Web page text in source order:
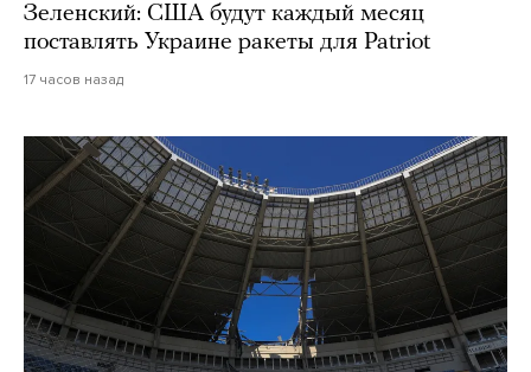
Зеленский: США будут каждый месяц
поставлять Украине ракеты для Patriot
17 часов назад